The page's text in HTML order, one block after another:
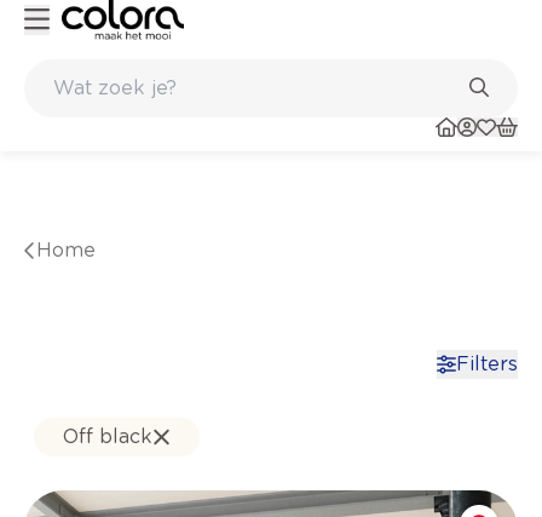
Home
Filters
Off black
Inspiratie om jouw thuis te schilderen - colora.nl